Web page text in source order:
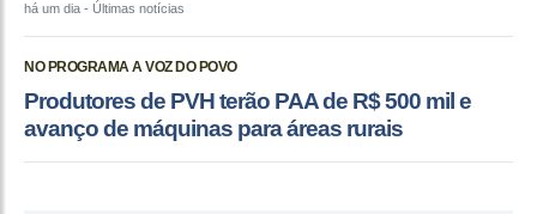
há um dia - Últimas notícias
NO PROGRAMA A VOZ DO POVO
Produtores de PVH terão PAA de R$ 500 mil e
avanço de máquinas para áreas rurais